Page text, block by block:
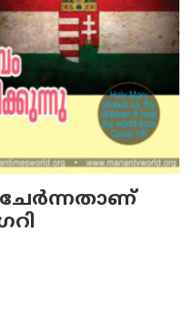
ചേര്‍ന്നതാണ്